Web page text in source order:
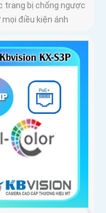
trang bị chống ngược
mọi điều kiện ánh